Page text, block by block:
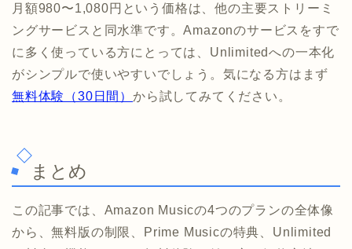
月額980〜1,080円という価格は、他の主要ストリーミ
ングサービスと同水準です。Amazonのサービスをすで
に多く使っている方にとっては、Unlimitedへの一本化
がシンプルで使いやすいでしょう。気になる方はまず
無料体験（30日間） から試してみてください。
まとめ
この記事では、Amazon Musicの4つのプランの全体像
から、無料版の制限、Prime Musicの特典、Unlimited